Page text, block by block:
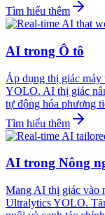
Tìm hiểu thêm
AI trong Ô tô
Áp dụng thị giác
YOLO. AI thị giác
tự động hóa phương
Tìm hiểu thêm
AI trong Nông
Mang AI thị giác vào
Ultralytics YOLO.